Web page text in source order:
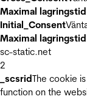
Maximal lagringstid
Initial_Consent
Maximal lagringstid
sc-static.net
2
_scsridThe cookie
function on the